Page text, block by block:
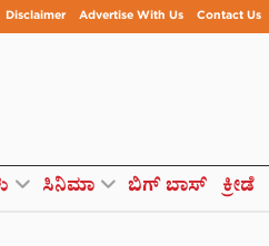
Disclaimer Advertise With Us Contact Us
ಸಿನಿಮಾ ಬಿಗ್ ಬಾಸ್ ಕ್ರೀಡೆ